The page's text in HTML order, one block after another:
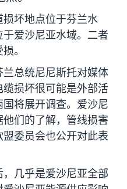
坏地点位于芬兰水
爱沙尼亚水域。二者
。
兰总统尼尼斯托对媒体
损坏很可能是外部活
将展开调查。爱沙尼
们的了解，管线损害
委员会也公开对此表
几乎是爱沙尼亚全部